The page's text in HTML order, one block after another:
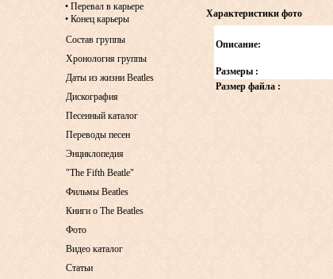
Характеристики фото
Описание:
Размеры :
Размер файла :
• Перевал в карьере
• Конец карьеры
Состав группы
Хронология группы
Даты из жизни Beatles
Дискография
Песенный каталог
Переводы песен
Энциклопедия
"The Fifth Beatle"
Фильмы Beatles
Книги о The Beatles
Фото
Видео каталог
Статьи